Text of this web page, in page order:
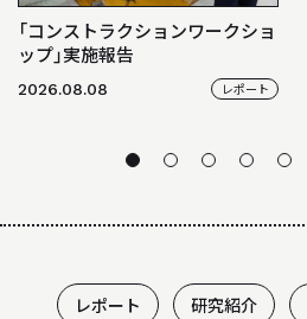
「コンストラクションワークショ
ップ」実施報告
2026.08.08 レポート
レポート 研究紹介